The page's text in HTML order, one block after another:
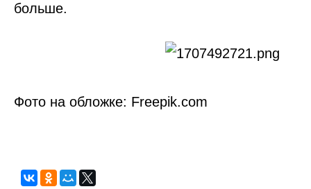
больше.
Фото на обложке: Freepik.com